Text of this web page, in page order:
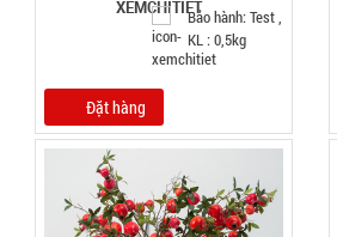
Bảo hành: Test ,
KL : 0,5kg
Đặt hàng